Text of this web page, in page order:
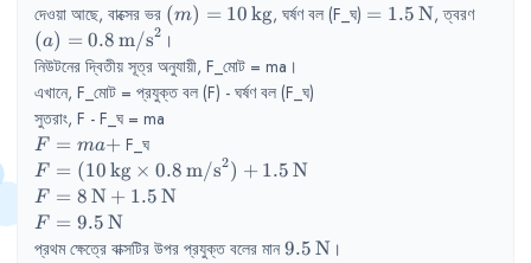
দেওয়া আছে, বাক্সের ভর (m) =
10\,\text{kg}
(m) = 10 kg, ঘর্ষণ বল (F_ঘ) =
= 1.5 N, ত্বরণ
(a) = 0.8 m/s2 ।
নিউটনের দ্বিতীয় সূত্র অনুযায়ী, F_মোট = ma ।
এখানে, F_মোট = প্রযুক্ত বল (F) - ঘর্ষণ বল (F_ঘ)
সুতরাং, F - F_ঘ = ma
F
=
ma
+
F = ma+ F_ঘ
F = (10\,\text{kg}
\times
0.8\,\text{m/s}^{2})
+ 1.5\,\text{N}
F = (10 kg × 0.8 m/s2) + 1.5 N
F =
8\,\text{N}
+
F = 8 N + 1.5 N
F =
9.5\,\text{N}
F = 9.5 N
প্রথম ক্ষেত্রে বাক্সটির উপর প্রযুক্ত বলের মান 9.5\,\text{N}
9.5 N।